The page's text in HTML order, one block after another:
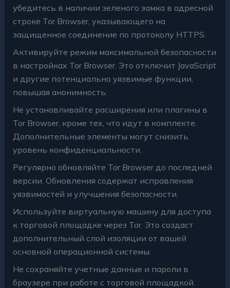
убедитесь в наличии зеленого замка в адресной
строке Tor Browser, указывающего на
защищенное соединение по протоколу HTTPS.
Активируйте режим максимальной безопасности
в настройках Tor Browser. Это отключит JavaScript
и другие потенциально уязвимые функции,
повышая анонимность.
Не устанавливайте расширения или плагины в
Tor Browser, кроме тех, что идут в комплекте.
Дополнительные элементы могут снизить
уровень конфиденциальности.
Регулярно обновляйте Tor Browser до последней
версии. Обновления содержат исправления
уязвимостей и улучшения безопасности.
Используйте виртуальную машину для доступа
к торговой площадке через Tor. Это создаст
дополнительный слой изоляции от вашей
основной операционной системы.
Не сохраняйте учетные данные и пароли в
браузере при работе с торговой площадкой.